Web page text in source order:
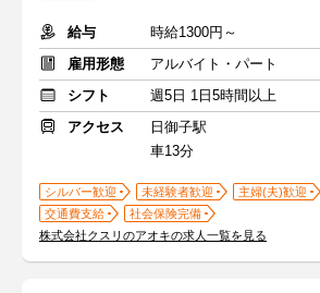
給与
時給1300円～
雇用形態
アルバイト・パート
シフト
週5日 1日5時間以上
アクセス
日御子駅
車13分
シルバー歓迎 未経験者歓迎
主婦(夫)歓迎
交通費支給
社会保険完備
株式会社クスリのアオキの求人一覧を見る